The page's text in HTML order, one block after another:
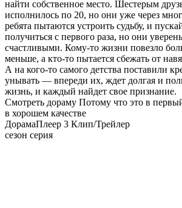
найти собственное место. Шестерым
исполнилось по 20, но они уже через
ребята пытаются устроить судьбу, и
получиться с первого раза, но они
счастливыми. Кому-то жизни повезло
меньше, а кто-то пытается сбежать от
А на кого-то самого детства поставили
унывать — впереди их, ждет долгая и
жизнь, и каждый найдет свое признание.
Смотреть дораму Потому что это в
в хорошем качестве
ДорамаПлеер 3 Клип/Трейлер
сезон серия